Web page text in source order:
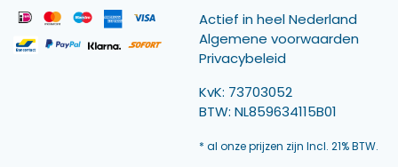
Actief in heel Nederland
Algemene voorwaarden
Privacybeleid
KvK: 73703052
BTW: NL859634115B01
* al onze prijzen zijn Incl. 21% BTW.